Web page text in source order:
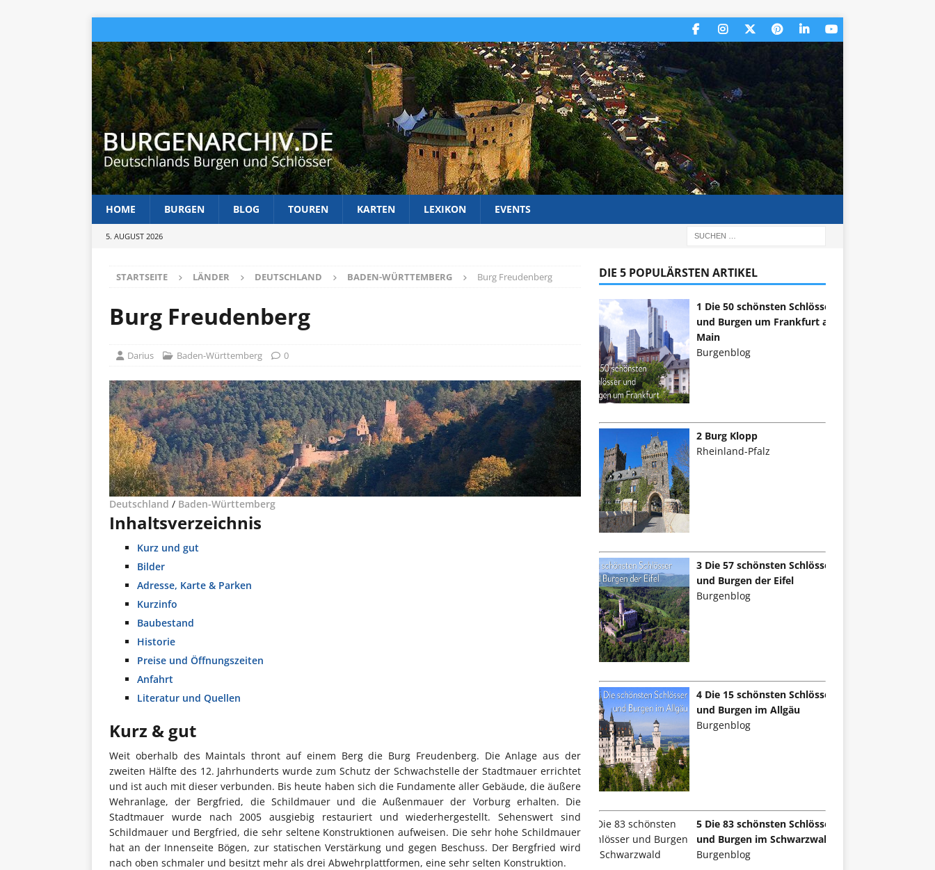
HOME BURGEN BLOG TOUREN KARTEN LEXIKON EVENTS
5. AUGUST 2026
STARTSEITE LÄNDER DEUTSCHLAND BADEN-WÜRTTEMBERG Burg Freudenberg
Burg Freudenberg
Darius Baden-Württemberg 0
Deutschland / Baden-Württemberg
Inhaltsverzeichnis
Kurz und gut
Bilder
Adresse, Karte & Parken
Kurzinfo
Baubestand
Historie
Preise und Öffnungszeiten
Anfahrt
Literatur und Quellen
Kurz & gut
Weit oberhalb des Maintals thront auf einem Berg die Burg Freudenberg. Die Anlage aus der
zweiten Hälfte des 12. Jahrhunderts wurde zum Schutz der Schwachstelle der Stadtmauer errichtet
und ist auch mit dieser verbunden. Bis heute haben sich die Fundamente aller Gebäude, die äußere
Wehranlage, der Bergfried, die Schildmauer und die Außenmauer der Vorburg erhalten. Die
Stadtmauer wurde nach 2005 ausgiebig restauriert und wiederhergestellt. Sehenswert sind
Schildmauer und Bergfried, die sehr seltene Konstruktionen aufweisen. Die sehr hohe Schildmauer
hat an der Innenseite Bögen, zur statischen Verstärkung und gegen Beschuss. Der Bergfried wird
nach oben schmaler und besitzt mehr als drei Abwehrplattformen, eine sehr selten Konstruktion.
DIE 5 POPULÄRSTEN ARTIKEL
1 Die 50 schönsten Schlösser
und Burgen um Frankfurt am
Main
Burgenblog
2 Burg Klopp
Rheinland-Pfalz
3 Die 57 schönsten Schlösser
und Burgen der Eifel
Burgenblog
4 Die 15 schönsten Schlösser
und Burgen im Allgäu
Burgenblog
5 Die 83 schönsten Schlösser
und Burgen im Schwarzwald
Burgenblog